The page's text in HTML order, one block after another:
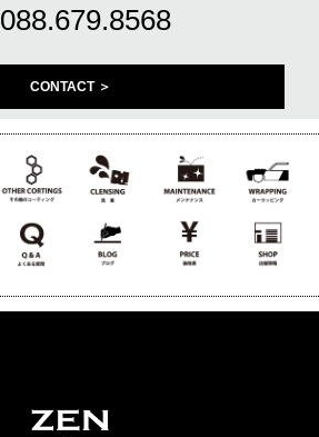
088.679.8568
CONTACT ＞